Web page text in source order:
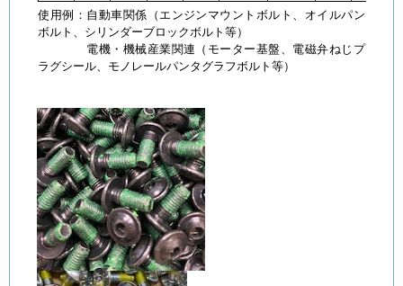
使用例：自動車関係（エンジンマウントボルト、オイルパン
ボルト、シリンダーブロックボルト等）
電機・機械産業関連（モーター基盤、電磁弁ねじプ
ラグシール、モノレールパンタグラフボルト等）